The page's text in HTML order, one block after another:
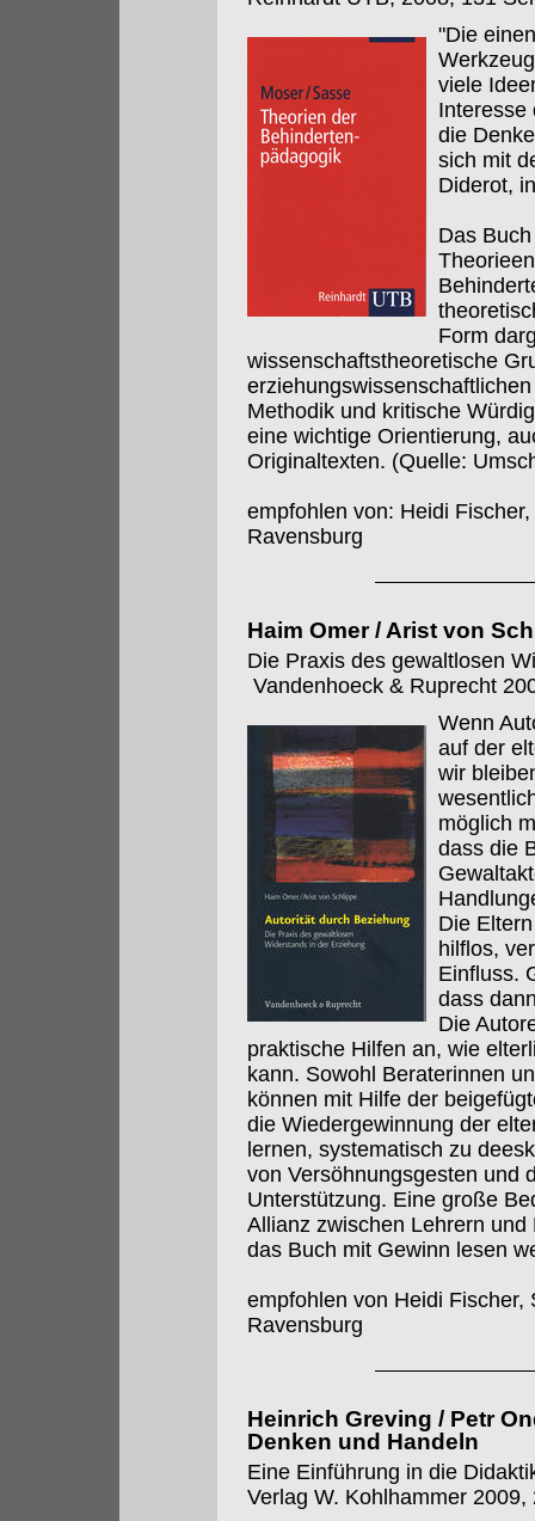
"Die
viele
Interesse
die
sich mit
Diderot,
Das
Form
wissenschaftstheoretische
Methodik und kritische
eine wichtige Orientierung,
Originaltexten. (Quelle:
empfohlen von: Heidi
Ravensburg
Haim Omer / Arist von
Die Praxis des gewaltlosen
Vandenhoeck & Ruprecht
Wenn
auf der
wir
möglich
dass die
Die
hilflos,
Einfluss.
dass
Die
praktische Hilfen an, wie
kann. Sowohl Beraterinnen
können mit Hilfe der
die Wiedergewinnung der
lernen, systematisch zu
von Versöhnungsgesten und
Unterstützung. Eine große
Allianz zwischen Lehrern
das Buch mit Gewinn lesen
empfohlen von Heidi
Ravensburg
Heinrich Greving / Petr
Denken und Handeln
Eine Einführung in die
Verlag W. Kohlhammer